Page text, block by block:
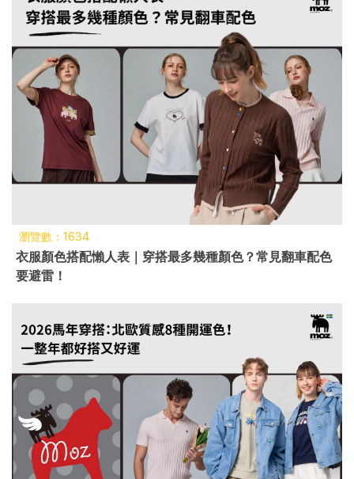
瀏覽數：1634
衣服顏色搭配懶人表｜穿搭最多幾種顏色？常見翻車配色
要避雷！